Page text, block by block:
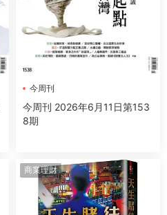
今周刊
今周刊 2026年6月11日第153
8期
商業理財